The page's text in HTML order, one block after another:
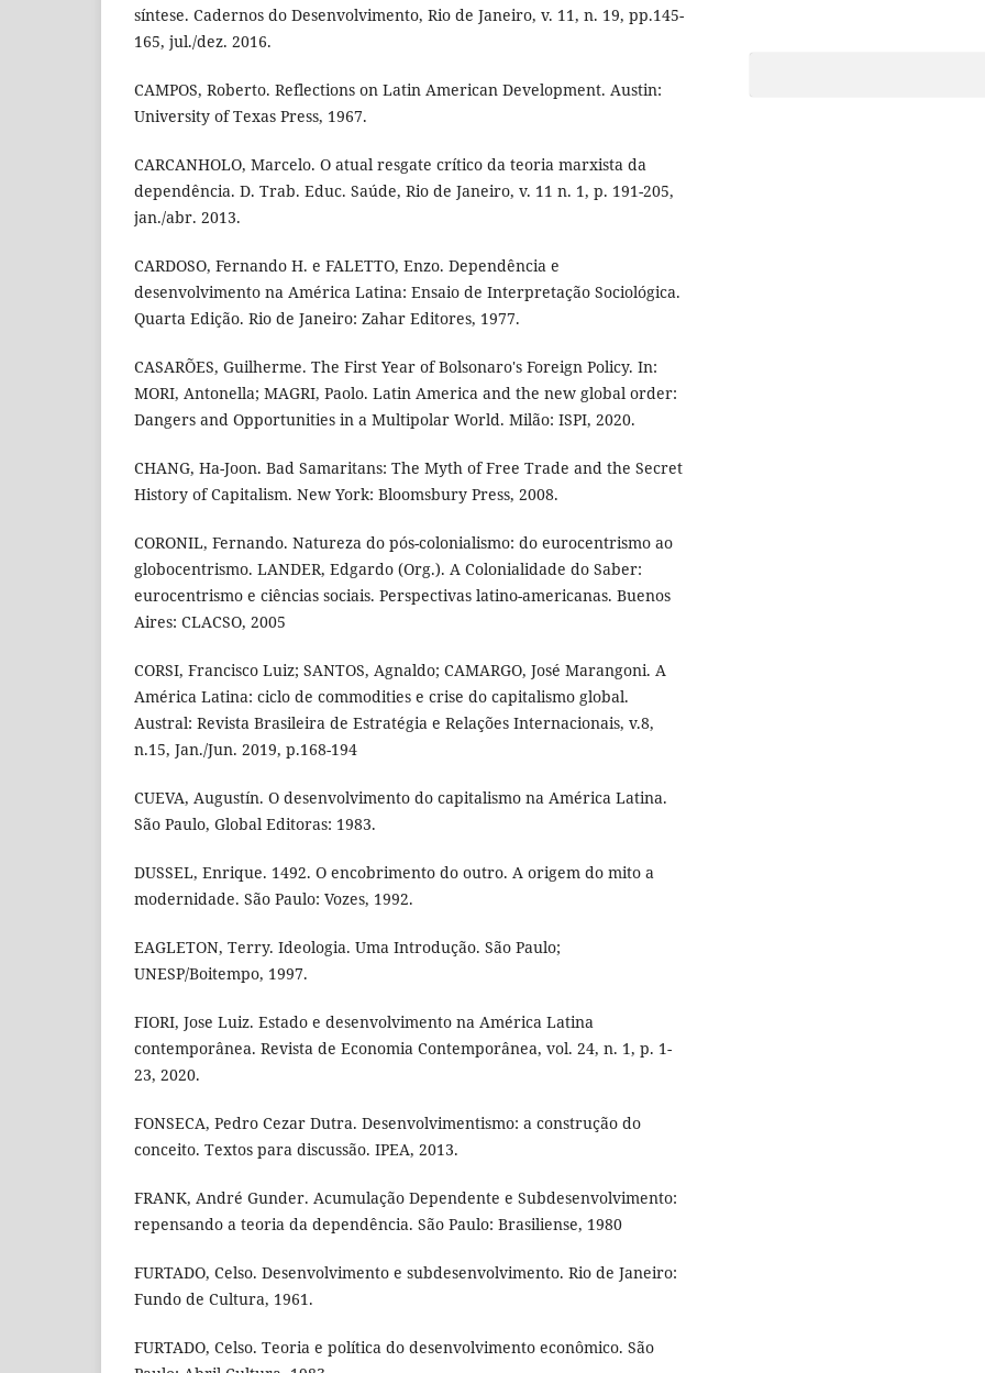
síntese. Cadernos do Desenvolvimento, Rio de Janeiro, v. 11, n. 19, pp.145-
165, jul./dez. 2016.
CAMPOS, Roberto. Reflections on Latin American Development. Austin:
University of Texas Press, 1967.
CARCANHOLO, Marcelo. O atual resgate crítico da teoria marxista da
dependência. D. Trab. Educ. Saúde, Rio de Janeiro, v. 11 n. 1, p. 191-205,
jan./abr. 2013.
CARDOSO, Fernando H. e FALETTO, Enzo. Dependência e
desenvolvimento na América Latina: Ensaio de Interpretação Sociológica.
Quarta Edição. Rio de Janeiro: Zahar Editores, 1977.
CASARÕES, Guilherme. The First Year of Bolsonaro's Foreign Policy. In:
MORI, Antonella; MAGRI, Paolo. Latin America and the new global order:
Dangers and Opportunities in a Multipolar World. Milão: ISPI, 2020.
CHANG, Ha-Joon. Bad Samaritans: The Myth of Free Trade and the Secret
History of Capitalism. New York: Bloomsbury Press, 2008.
CORONIL, Fernando. Natureza do pós-colonialismo: do eurocentrismo ao
globocentrismo. LANDER, Edgardo (Org.). A Colonialidade do Saber:
eurocentrismo e ciências sociais. Perspectivas latino-americanas. Buenos
Aires: CLACSO, 2005
CORSI, Francisco Luiz; SANTOS, Agnaldo; CAMARGO, José Marangoni. A
América Latina: ciclo de commodities e crise do capitalismo global.
Austral: Revista Brasileira de Estratégia e Relações Internacionais, v.8,
n.15, Jan./Jun. 2019, p.168-194
CUEVA, Augustín. O desenvolvimento do capitalismo na América Latina.
São Paulo, Global Editoras: 1983.
DUSSEL, Enrique. 1492. O encobrimento do outro. A origem do mito a
modernidade. São Paulo: Vozes, 1992.
EAGLETON, Terry. Ideologia. Uma Introdução. São Paulo;
UNESP/Boitempo, 1997.
FIORI, Jose Luiz. Estado e desenvolvimento na América Latina
contemporânea. Revista de Economia Contemporânea, vol. 24, n. 1, p. 1-
23, 2020.
FONSECA, Pedro Cezar Dutra. Desenvolvimentismo: a construção do
conceito. Textos para discussão. IPEA, 2013.
FRANK, André Gunder. Acumulação Dependente e Subdesenvolvimento:
repensando a teoria da dependência. São Paulo: Brasiliense, 1980
FURTADO, Celso. Desenvolvimento e subdesenvolvimento. Rio de Janeiro:
Fundo de Cultura, 1961.
FURTADO, Celso. Teoria e política do desenvolvimento econômico. São